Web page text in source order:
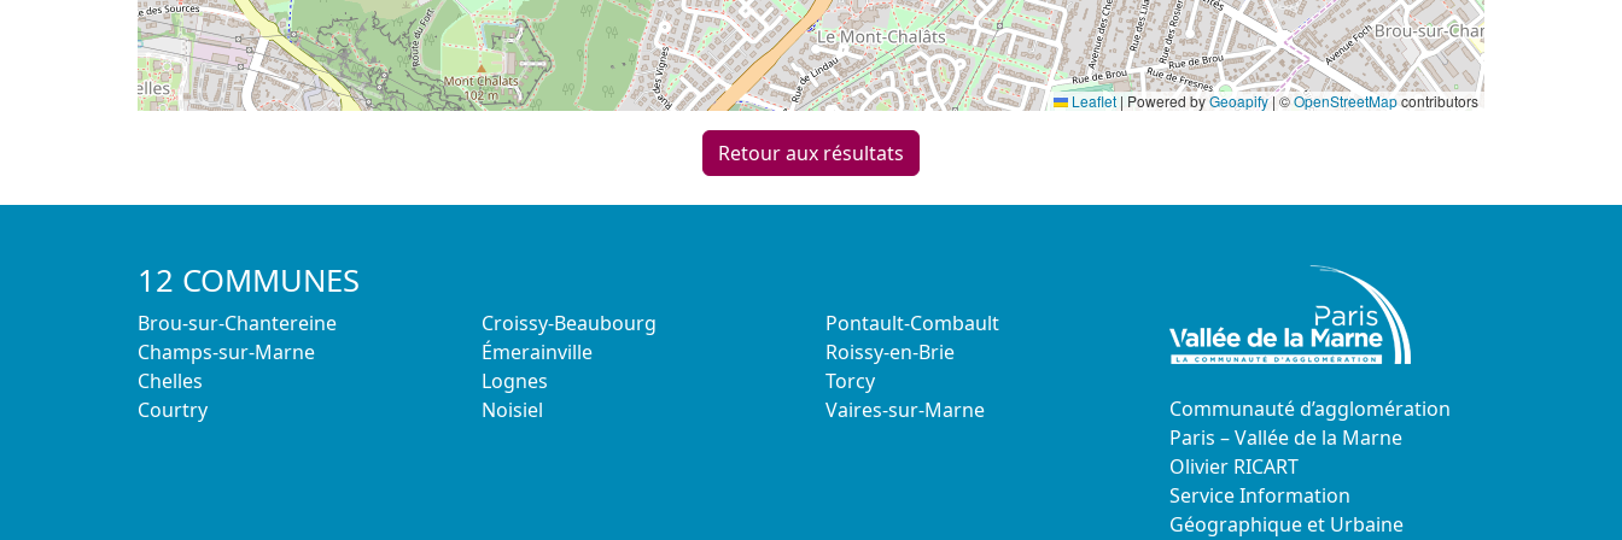
Leaflet | Powered byGeoapify | ©OpenStreetMapcontributors
Retour aux résultats
12 COMMUNES
Brou-sur-Chantereine
Champs-sur-Marne
Chelles
Courtry
Croissy-Beaubourg
Émerainville
Lognes
Noisiel
Pontault-Combault
Roissy-en-Brie
Torcy
Vaires-sur-Marne
Communauté d’agglomération
Paris – Vallée de la Marne
Olivier RICART
Service Information
Géographique et Urbaine